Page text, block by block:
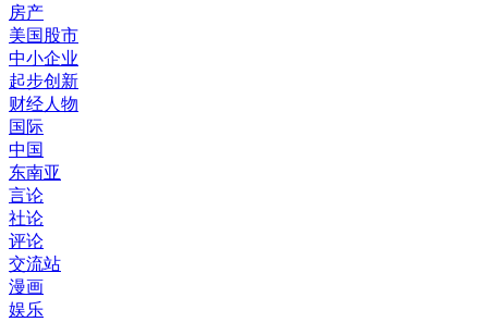
房产
美国股市
中小企业
起步创新
财经人物
国际
中国
东南亚
言论
社论
评论
交流站
漫画
娱乐